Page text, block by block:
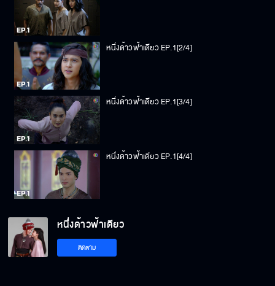
หนึ่งด้าวฟ้าเดียว EP.1[2/4]
หนึ่งด้าวฟ้าเดียว EP.1[3/4]
หนึ่งด้าวฟ้าเดียว EP.1[4/4]
หนึ่งด้าวฟ้าเดียว
ติดตาม